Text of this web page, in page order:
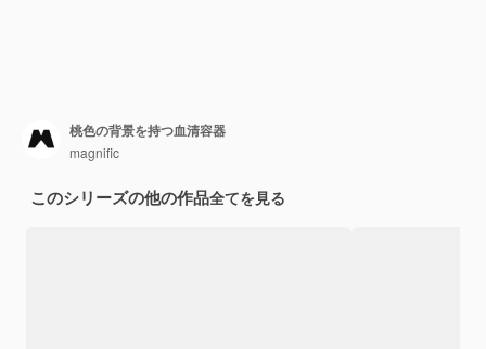
桃色の背景を持つ血清容器
magnific
このシリーズの他の作品全てを見る